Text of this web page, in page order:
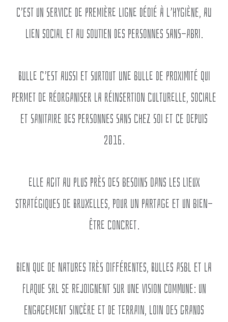
C’est un service de première ligne dédié à l’hygiène, au
lien social et au soutien des personnes sans-abri.
Bulle c’est aussi et surtout une bulle de proximité qui
permet de réorganiser la réinsertion culturelle, sociale
et sanitaire des personnes sans chez soi et ce depuis
2016.
Elle agit au plus près des besoins dans les lieux
stratégiques de Bruxelles, pour un partage et un bien-
être concret.
Bien que de natures très différentes, Bulles ASBL et La
Flaque SRL se rejoignent sur une vision commune: un
engagement sincère et de terrain, loin des grands